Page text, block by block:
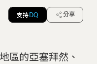
支持 DQ 分享
區的亞塞拜然、